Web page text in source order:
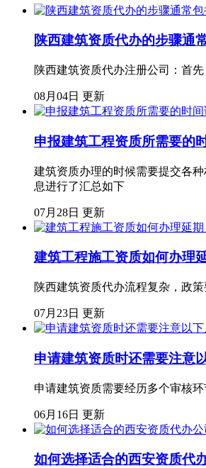
陕西建筑资质代办的步骤通
陕西建筑资质代办注册公司：首
08月04日 更新
申报建筑工程资质所需要的
建筑资质办理的时候需要提交各
息进行了汇总如下
07月28日 更新
建筑工程施工资质如何办理
陕西建筑资质代办流程复杂，政
07月23日 更新
申请建筑资质时还需要注意
申请建筑资质需要经历多个审核
06月16日 更新
如何选择适合的西安资质代